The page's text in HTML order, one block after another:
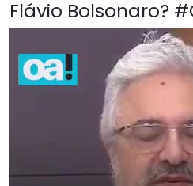
Flávio Bolsonaro?